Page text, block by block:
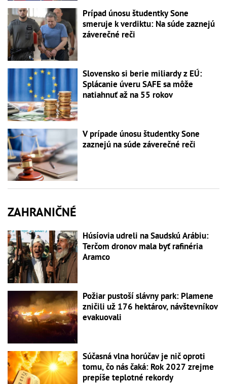
Prípad únosu študentky Sone
smeruje k verdiktu: Na súde zaznejú
záverečné reči
Slovensko si berie miliardy z EÚ:
Splácanie úveru SAFE sa môže
natiahnuť až na 55 rokov
V prípade únosu študentky Sone
zaznejú na súde záverečné reči
ZAHRANIČNÉ
Húsíovia udreli na Saudskú Arábiu:
Terčom dronov mala byť rafinéria
Aramco
Požiar pustoší slávny park: Plamene
zničili už 176 hektárov, návštevníkov
evakuovali
Súčasná vlna horúčav je nič oproti
tomu, čo nás čaká: Rok 2027 zrejme
prepíše teplotné rekordy